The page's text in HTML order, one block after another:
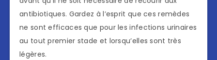
antibiotiques. Gardez à l’esprit que ces remèdes
ne sont efficaces que pour les infections urinaires
au tout premier stade et lorsqu’elles sont très
légères.